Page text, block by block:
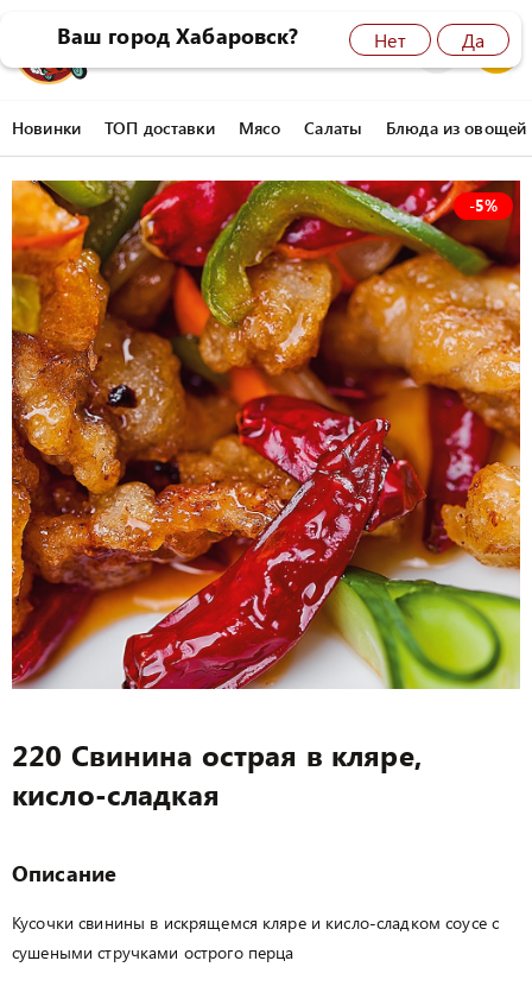
8 (4212) 45-77-77 0
Новинки ТОП доставки Мясо Салаты Блюда из овощей
-5%
220 Свинина острая в кляре,
кисло-сладкая
Описание
Кусочки свинины в искрящемся кляре и кисло-сладком соусе с
сушеными стручками острого перца
Ваш город Хабаровск? Да
Нет